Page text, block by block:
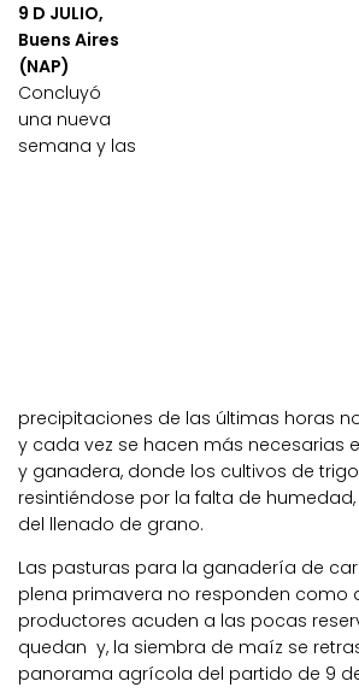
9 D JULIO,
Buens Aires
(NAP)
Concluyó
una nueva
semana y las
precipitaciones de las últimas horas
y cada vez se hacen más necesarias
y ganadera, donde los cultivos de
resintiéndose por la falta de
del llenado de grano.
Las pasturas para la ganadería de
plena primavera no responden como
productores acuden a las pocas
quedan y, la siembra de maíz se
panorama agrícola del partido de 9